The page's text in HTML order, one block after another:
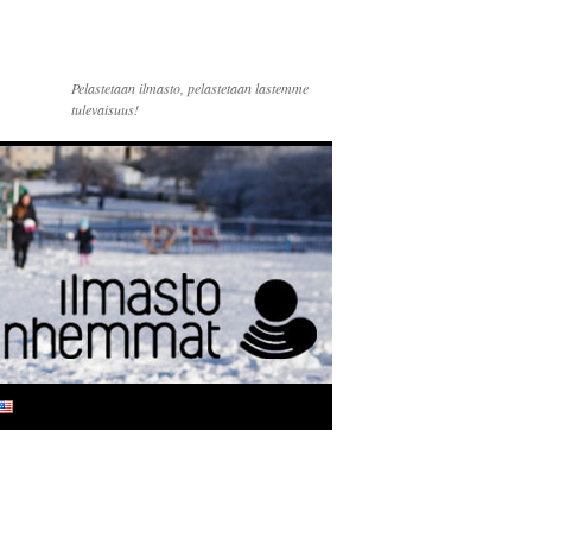
Pelastetaan ilmasto, pelastetaan lastemme
tulevaisuus!